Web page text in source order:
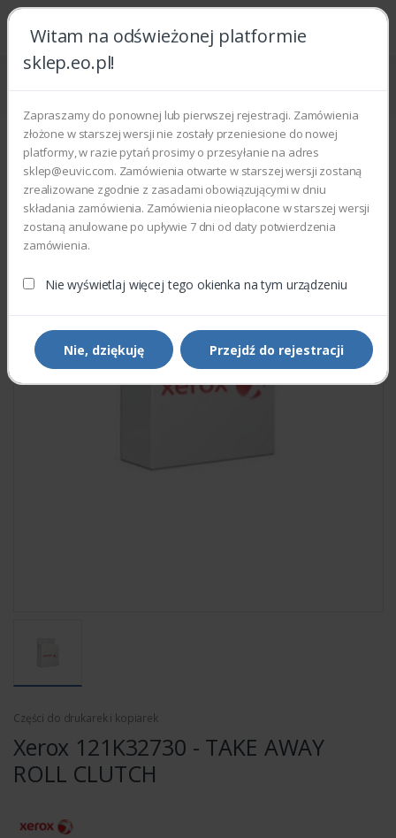
Witam na odświeżonej platformie
sklep.eo.pl!
Zapraszamy do ponownej lub pierwszej rejestracji. Zamówienia
złożone w starszej wersji nie zostały przeniesione do nowej
platformy, w razie pytań prosimy o przesyłanie na adres
sklep@euvic.com. Zamówienia otwarte w starszej wersji zostaną
zrealizowane zgodnie z zasadami obowiązującymi w dniu
składania zamówienia. Zamówienia nieopłacone w starszej wersji
zostaną anulowane po upływie 7 dni od daty potwierdzenia
zamówienia.
Nie wyświetlaj więcej tego okienka na tym urządzeniu
Nie, dziękuję Przejdź do rejestracji
Strona główna Części zamienne
Części do drukarek i kopiarek
Xerox 121K32730 - TAKE AWAY
ROLL CLUTCH